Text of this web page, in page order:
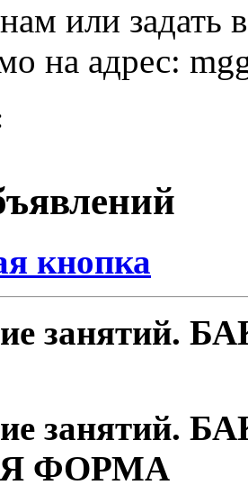
или
на адрес:
кнопка
занятий.
занятий.
ФОРМА